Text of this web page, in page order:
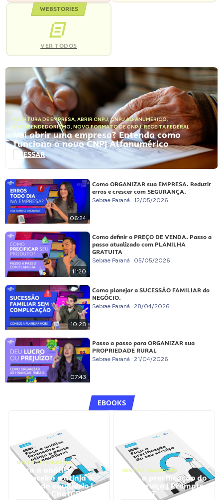
WEBSTORIES
VER TODOS
ABERTURA DE EMPRESA, ABRIR CNPJ,CNPJ ALFANUMÉRICO,
EMPREENDEDORISMO, NOVO FORMATO DE CNPJ,RECEITA FEDERAL
Vai abrir uma empresa? Entenda como
funciona o novo CNPJ Alfanumérico
ACESSAR
06:24
Como ORGANIZAR sua EMPRESA. Reduzir
erros e crescer com SEGURANÇA.
Sebrae Paraná 12/05/2026
11:20
Como definir o PREÇO DE VENDA. Passo a
passo atualizado com PLANILHA
GRATUITA
Sebrae Paraná 05/05/2026
10:28
Como planejar a SUCESSÃO FAMILIAR do
NEGÓCIO.
Sebrae Paraná 28/04/2026
07:43
Passo a passo para ORGANIZAR sua
PROPRIEDADE RURAL
Sebrae Paraná 21/04/2026
EBOOKS
GESTÃO FINANCEIRA
Faça a análise
financeira e atinja o
ponto de equilíbrio |
Prompts ChatGPT
GESTÃO FINANCEIRA
Faça a precificação do
seu serviço | Prompts
ChatGPT